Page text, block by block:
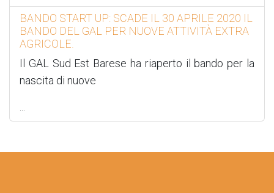
BANDO START UP: SCADE IL 30 APRILE 2020 IL
BANDO DEL GAL PER NUOVE ATTIVITÀ EXTRA
AGRICOLE.
Il GAL Sud Est Barese ha riaperto il bando per la
nascita di nuove
...